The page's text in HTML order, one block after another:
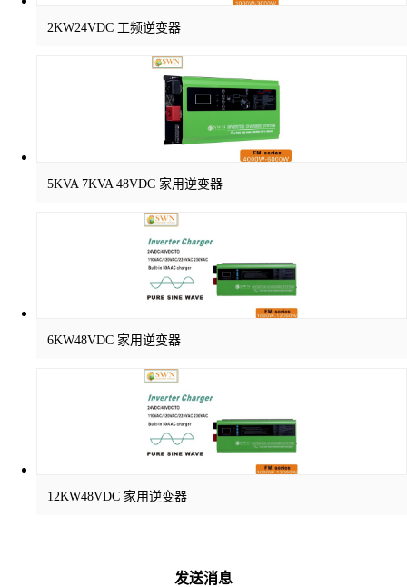
2KW24VDC 工频逆变器
5KVA 7KVA 48VDC 家用逆变器
6KW48VDC 家用逆变器
12KW48VDC 家用逆变器
发送消息